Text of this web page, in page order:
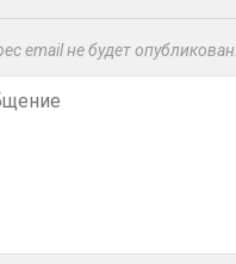
email не будет опубликован.